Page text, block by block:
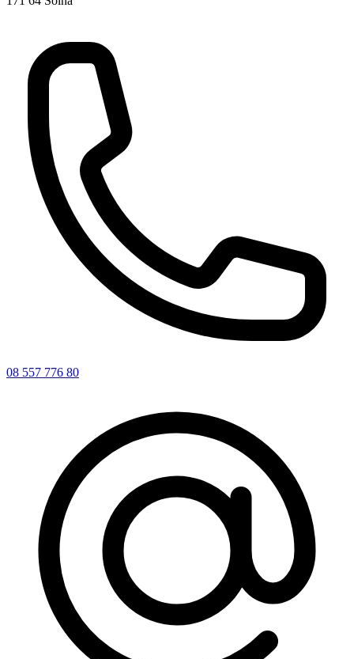
08 557 776 80